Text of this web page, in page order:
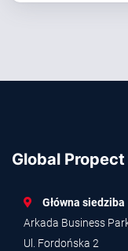
Global Propect
Główna siedziba
Arkada Business
Ul. Fordońska 2